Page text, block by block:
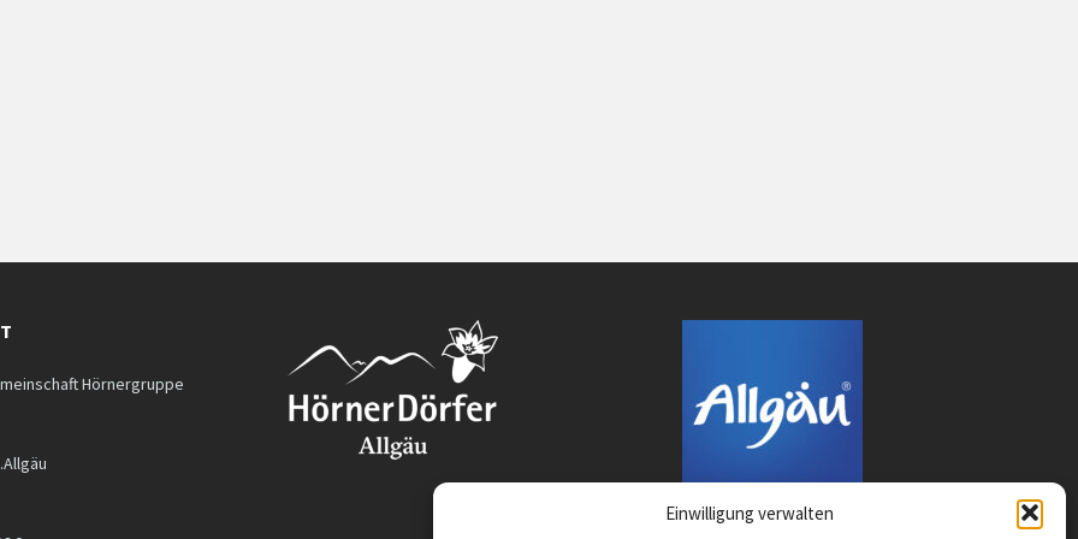
Einwilligung verwalten
Hörnergruppe